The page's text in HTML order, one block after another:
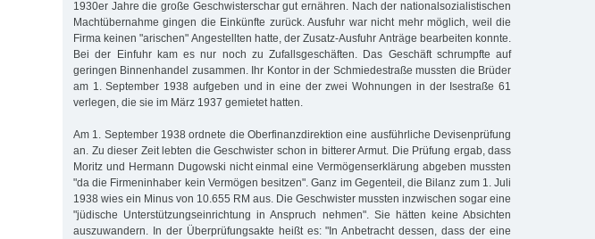
1930er Jahre die große Geschwisterschar gut ernähren. Nach der nationalsozialistischen
Machtübernahme gingen die Einkünfte zurück. Ausfuhr war nicht mehr möglich, weil die
Firma keinen "arischen" Angestellten hatte, der Zusatz-Ausfuhr Anträge bearbeiten konnte.
Bei der Einfuhr kam es nur noch zu Zufallsgeschäften. Das Geschäft schrumpfte auf
geringen Binnenhandel zusammen. Ihr Kontor in der Schmiedestraße mussten die Brüder
am 1. September 1938 aufgeben und in eine der zwei Wohnungen in der Isestraße 61
verlegen, die sie im März 1937 gemietet hatten.
Am 1. September 1938 ordnete die Oberfinanzdirektion eine ausführliche Devisenprüfung
an. Zu dieser Zeit lebten die Geschwister schon in bitterer Armut. Die Prüfung ergab, dass
Moritz und Hermann Dugowski nicht einmal eine Vermögenserklärung abgeben mussten
"da die Firmeninhaber kein Vermögen besitzen". Ganz im Gegenteil, die Bilanz zum 1. Juli
1938 wies ein Minus von 10.655 RM aus. Die Geschwister mussten inzwischen sogar eine
"jüdische Unterstützungseinrichtung in Anspruch nehmen". Sie hätten keine Absichten
auszuwandern. In der Überprüfungsakte heißt es: "In Anbetracht dessen, dass der eine